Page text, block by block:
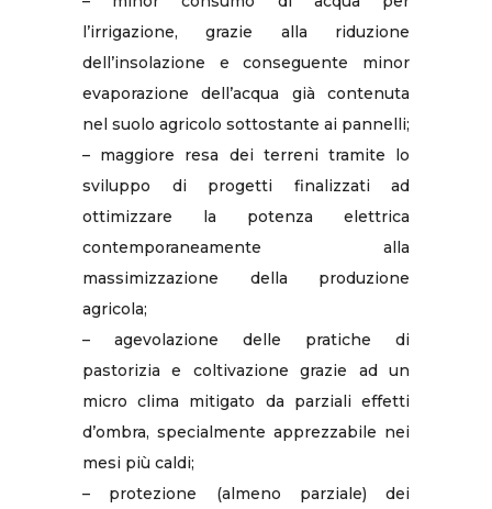
l’irrigazione, grazie alla riduzione
dell’insolazione e conseguente minor
evaporazione dell’acqua già contenuta
nel suolo agricolo sottostante ai pannelli;
– maggiore resa dei terreni tramite lo
sviluppo di progetti finalizzati ad
ottimizzare la potenza elettrica
contemporaneamente alla
massimizzazione della produzione
agricola;
– agevolazione delle pratiche di
pastorizia e coltivazione grazie ad un
micro clima mitigato da parziali effetti
d’ombra, specialmente apprezzabile nei
mesi più caldi;
– protezione (almeno parziale) dei